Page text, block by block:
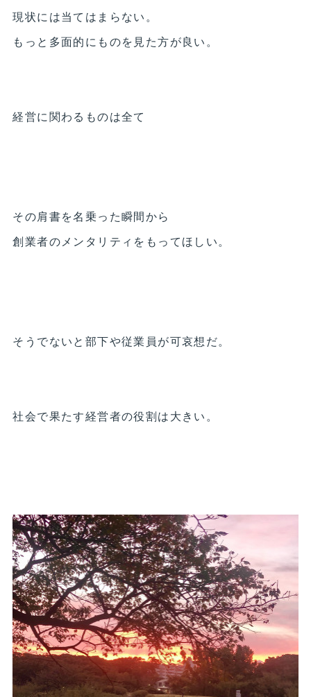
現状には当てはまらない。
もっと多面的にものを見た方が良い。
経営に関わるものは全て
その肩書を名乗った瞬間から
創業者のメンタリティをもってほしい。
そうでないと部下や従業員が可哀想だ。
社会で果たす経営者の役割は大きい。